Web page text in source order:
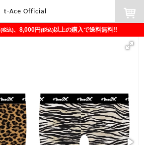
t-Ace Official
(税込)、8,000円(税込)以上の購入で送料無料!!